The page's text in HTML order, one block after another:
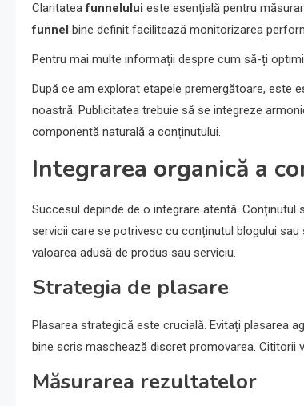
Claritateafunnelului este esențială pentru
funnel
bine definit facilitează monitorizarea
Pentru mai multe informații despre cum să-ți
După ce am explorat etapele premergătoare,
noastră. Publicitatea trebuie să se integreze
componentă naturală a conținutului.
Integrarea organică a
Succesul depinde de o integrare atentă.
servicii care se potrivesc cu conținutul blogului
valoarea adusă de produs sau serviciu.
Strategia de plasare
Plasarea strategică este crucială. Evitați plasarea
bine scris maschează discret promovarea. Cititorii
Măsurarea rezultatelor